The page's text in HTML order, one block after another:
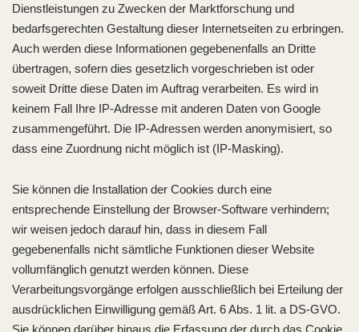
Dienstleistungen zu Zwecken der Marktforschung und
bedarfsgerechten Gestaltung dieser Internetseiten zu erbringen.
Auch werden diese Informationen gegebenenfalls an Dritte
übertragen, sofern dies gesetzlich vorgeschrieben ist oder
soweit Dritte diese Daten im Auftrag verarbeiten. Es wird in
keinem Fall Ihre IP-Adresse mit anderen Daten von Google
zusammengeführt. Die IP-Adressen werden anonymisiert, so
dass eine Zuordnung nicht möglich ist (IP-Masking).
Sie können die Installation der Cookies durch eine
entsprechende Einstellung der Browser-Software verhindern;
wir weisen jedoch darauf hin, dass in diesem Fall
gegebenenfalls nicht sämtliche Funktionen dieser Website
vollumfänglich genutzt werden können. Diese
Verarbeitungsvorgänge erfolgen ausschließlich bei Erteilung der
ausdrücklichen Einwilligung gemäß Art. 6 Abs. 1 lit. a DS-GVO.
Sie können darüber hinaus die Erfassung der durch das Cookie